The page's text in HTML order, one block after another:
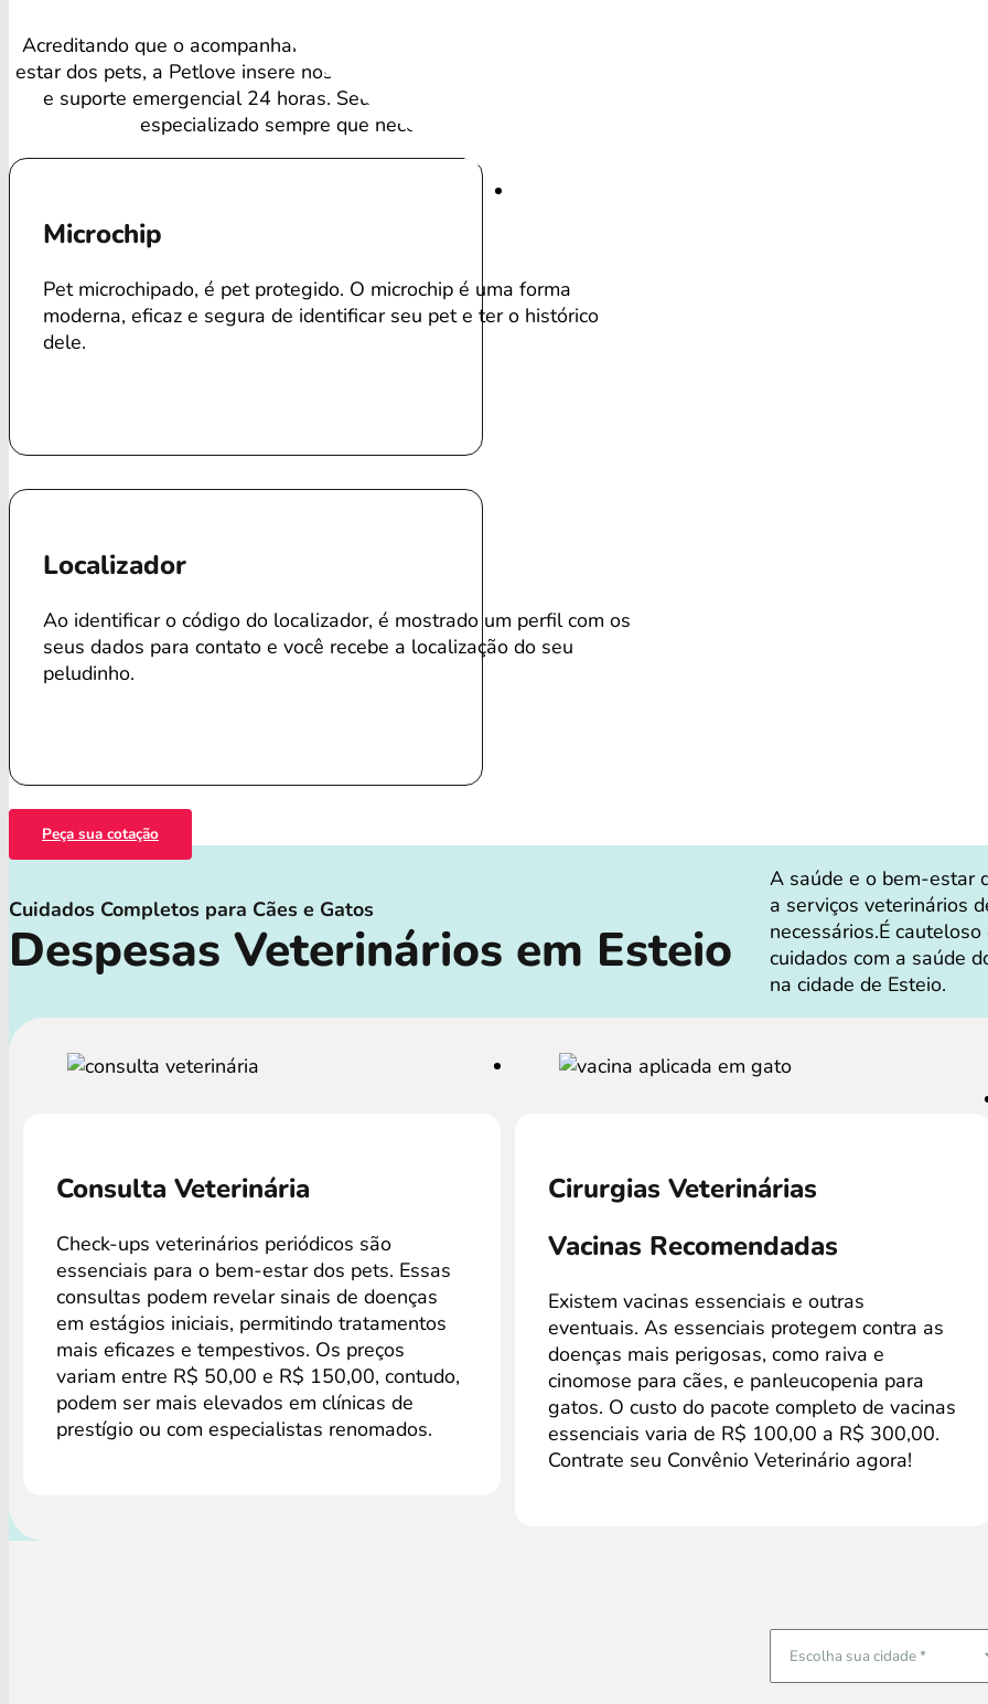
Acreditando que o acompanhamento regular é vital para o bem-
estar dos pets, a Petlove insere nos planos consultas veterinárias
e suporte emergencial 24 horas. Seu amigo recebe cuidado
especializado sempre que necessário.
Microchip
Pet microchipado, é pet protegido. O microchip é uma forma
moderna, eficaz e segura de identificar seu pet e ter o histórico
dele.
Localizador
Ao identificar o código do localizador, é mostrado um perfil com os
seus dados para contato e você recebe a localização do seu
peludinho.
Peça sua cotação
Cuidados Completos para Cães e Gatos
Despesas Veterinários em Esteio
A saúde e o bem-estar
a serviços veterinários
necessários.É
cuidados com a saúde
na cidade de Esteio.
Consulta Veterinária
Check-ups veterinários periódicos são
essenciais para o bem-estar dos pets. Essas
consultas podem revelar sinais de doenças
em estágios iniciais, permitindo tratamentos
mais eficazes e tempestivos. Os preços
variam entre R$ 50,00 e R$ 150,00, contudo,
podem ser mais elevados em clínicas de
prestígio ou com especialistas renomados.
Cirurgias Veterinárias
Vacinas Recomendadas
Existem vacinas essenciais e outras
eventuais. As essenciais protegem contra as
doenças mais perigosas, como raiva e
cinomose para cães, e panleucopenia para
gatos. O custo do pacote completo de vacinas
essenciais varia de R$ 100,00 a R$ 300,00.
Contrate seu Convênio Veterinário agora!